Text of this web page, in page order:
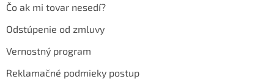
Čo ak mi tovar nesedí?
Odstúpenie od zmluvy
Vernostný program
Reklamačné podmieky postup